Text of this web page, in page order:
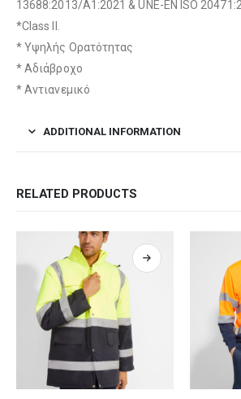
13688:2013/A1:2021 & UNE-EN ISO
*Class II.
* Υψηλής Ορατότητας
* Αδιάβροχο
* Αντιανεμικό
ADDITIONAL INFORMATION
RELATED PRODUCTS